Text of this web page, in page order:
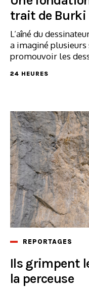
trait de Burki
L’aîné du
a imaginé
promouvoir les
24 HEURES
REPORTAGES
Ils grimpent
la perceuse